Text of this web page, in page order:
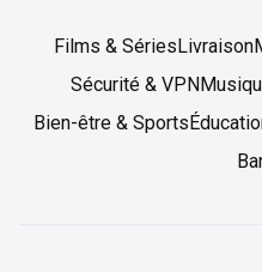
Films & Séries Livraison
Sécurité & VPN
Bien-être & Sports